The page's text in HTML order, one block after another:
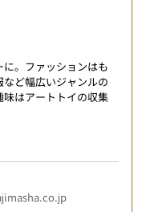
。ファッションはも
ど幅広いジャンルの
はアートトイの収集